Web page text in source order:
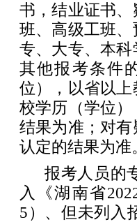
书，结业证书
班、高级工班
专、大专、本
其他报考条件
位），以省以
校学历（学位
结果为准；对
认定的结果为准
报考人员的
入《湖南省
5）、但未列入